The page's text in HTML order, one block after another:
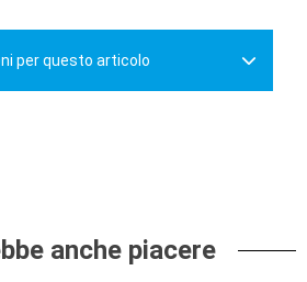
per questo articolo
anche piacere